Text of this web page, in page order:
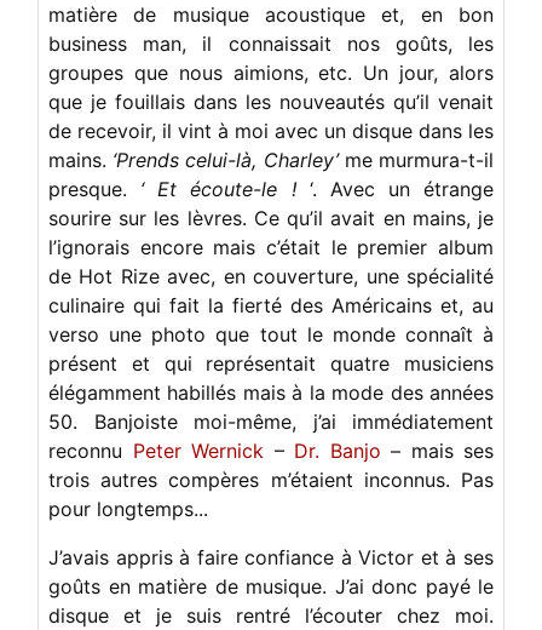
matière de musique acoustique et, en bon
business man, il connaissait nos goûts, les
groupes que nous aimions, etc. Un jour, alors
que je fouillais dans les nouveautés qu’il venait
de recevoir, il vint à moi avec un disque dans les
mains. ‘Prends celui-là, Charley’me murmura-t-il
presque. ‘ Et écoute-le !‘. Avec un étrange
sourire sur les lèvres. Ce qu’il avait en mains, je
l’ignorais encore mais c’était le premier album
de Hot Rize avec, en couverture, une spécialité
culinaire qui fait la fierté des Américains et, au
verso une photo que tout le monde connaît à
présent et qui représentait quatre musiciens
élégamment habillés mais à la mode des années
50. Banjoiste moi-même, j’ai immédiatement
reconnu Peter Wernick – Dr. Banjo – mais ses
trois autres compères m’étaient inconnus. Pas
pour longtemps...
J’avais appris à faire confiance à Victor et à ses
goûts en matière de musique. J’ai donc payé le
disque et je suis rentré l’écouter chez moi.